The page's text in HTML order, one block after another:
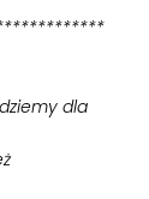
dla